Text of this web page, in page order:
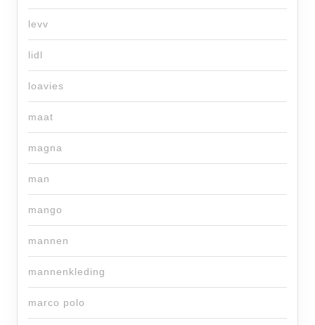
levv
lidl
loavies
maat
magna
man
mango
mannen
mannenkleding
marco polo